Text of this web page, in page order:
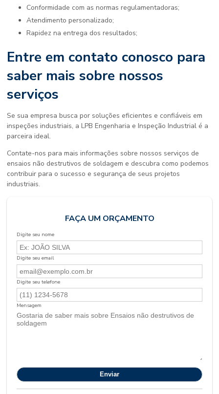
Conformidade com as normas regulamentadoras;
Atendimento personalizado;
Rapidez na entrega dos resultados;
Entre em contato conosco para
saber mais sobre nossos
serviços
Se sua empresa busca por soluções eficientes e confiáveis em
inspeções industriais, a LPB Engenharia e Inspeção Industrial é a
parceira ideal.
Contate-nos para mais informações sobre nossos serviços de
ensaios não destrutivos de soldagem e descubra como podemos
contribuir para o sucesso e segurança de seus projetos
industriais.
FAÇA UM ORÇAMENTO
Digite seu nome
Digite seu email
Digite seu telefone
Mensagem